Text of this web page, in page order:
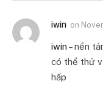
iwin on
iwin – nền
có thể thử
hấp